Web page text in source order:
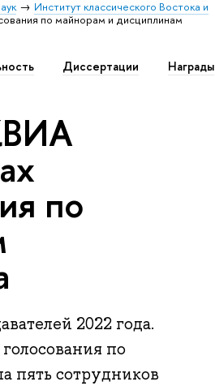
Институт классического Востока и
по майнорам и дисциплинам
Диссертации Награды
по
2022 года.
по
пять сотрудников